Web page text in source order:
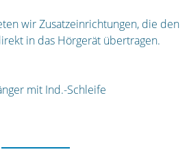
wir Zusatzeinrichtungen, die den
in das Hörgerät übertragen.
mit Ind.-Schleife